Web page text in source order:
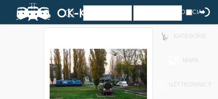
ZDJĘCIA
KATEGORIE
MAPA
UŻYTKOWNICY